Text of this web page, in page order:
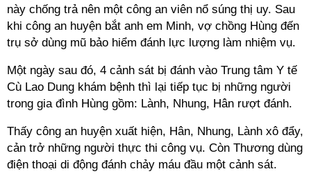
này chống trả nên một công an viên nổ súng thị uy. Sau
khi công an huyện bắt anh em Minh, vợ chồng Hùng đến
trụ sở dùng mũ bảo hiểm đánh lực lượng làm nhiệm vụ.
Một ngày sau đó, 4 cảnh sát bị đánh vào Trung tâm Y tế
Cù Lao Dung khám bệnh thì lại tiếp tục bị những người
trong gia đình Hùng gồm: Lành, Nhung, Hân rượt đánh.
Thấy công an huyện xuất hiện, Hân, Nhung, Lành xô đẩy,
cản trở những người thực thi công vụ. Còn Thương dùng
điện thoại di động đánh chảy máu đầu một cảnh sát.